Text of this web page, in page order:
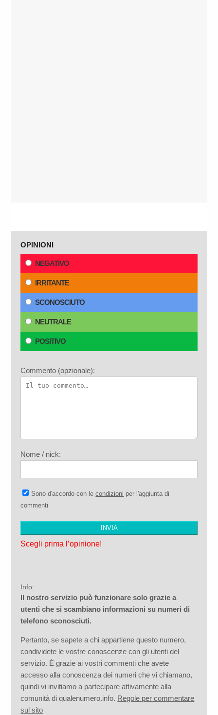
OPINIONI
NEGATIVO
IRRITANTE
SCONOSCIUTO
NEUTRALE
POSITIVO
Commento (opzionale):
Nome / nick:
Sono d'accordo con lecondizioni per l'aggiunta di
commenti
Scegli prima l’opinione!
Info:
Il nostro servizio può funzionare solo grazie a
utenti che si scambiano informazioni su numeri di
telefono sconosciuti.
Pertanto, se sapete a chi appartiene questo numero,
condividete le vostre conoscenze con gli utenti del
servizio. È grazie ai vostri commenti che avete
accesso alla conoscenza dei numeri che vi chiamano,
quindi vi invitiamo a partecipare attivamente alla
comunità di qualenumero.info. Regole per commentare
sul sito